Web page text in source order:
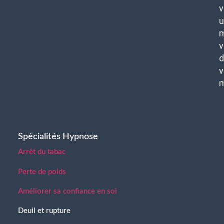
Spécialités Hypnose
Arrêt du tabac
Perte de poids
Améliorer sa confiance en soi
Deuil et rupture